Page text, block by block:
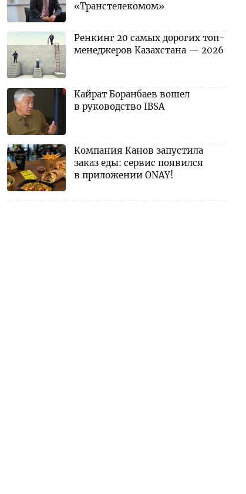
«Транстелекомом»
Ренкинг 20 самых дорогих топ-
менеджеров Казахстана — 2026
Кайрат Боранбаев вошел
в руководство IBSA
Компания Канов запустила
заказ еды: сервис появился
в приложении ONAY!